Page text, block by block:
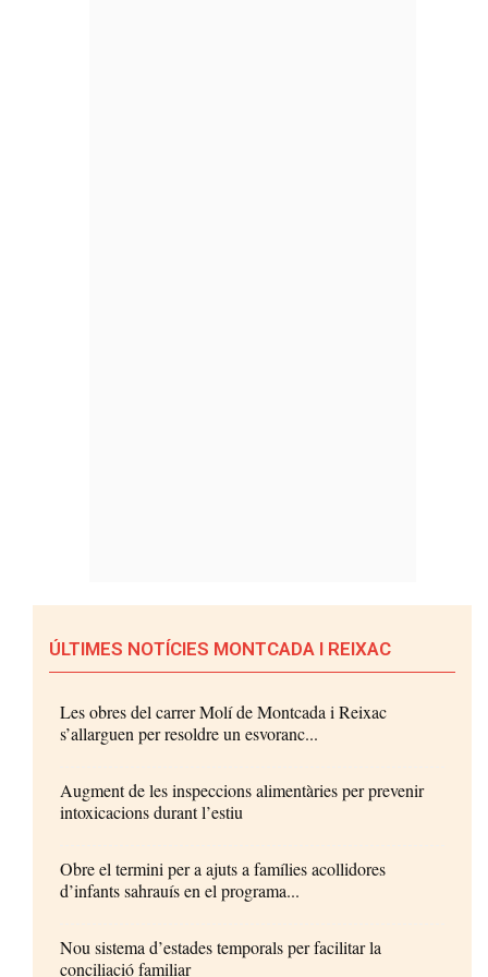
ÚLTIMES NOTÍCIES MONTCADA I REIXAC
Les obres del carrer Molí de Montcada i Reixac
s’allarguen per resoldre un esvoranc...
Augment de les inspeccions alimentàries per prevenir
intoxicacions durant l’estiu
Obre el termini per a ajuts a famílies acollidores
d’infants sahrauís en el programa...
Nou sistema d’estades temporals per facilitar la
conciliació familiar